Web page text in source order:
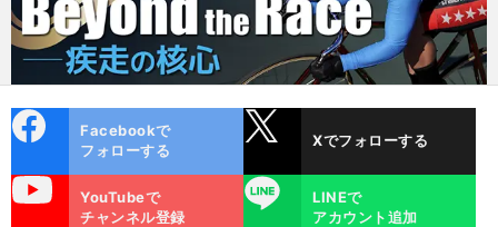
ok
Facebookで
フォローする
Xでフォローする
YouTubeで
チャンネル登録
LINE
LINEで
アカウント追加